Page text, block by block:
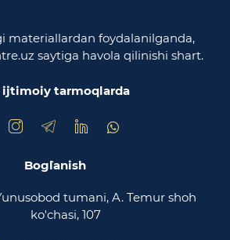
Respublikasi Adliya vazirligi
milliy eksportbop savdo
materiallardan foydalanilganda,
saytiga havola qilinishi shart.
ijtimoiy tarmoqlarda
Bog`lanish
tumani, A. Temur shoh
ko'chasi, 107